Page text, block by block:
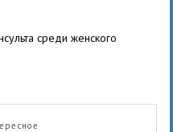
среди женского